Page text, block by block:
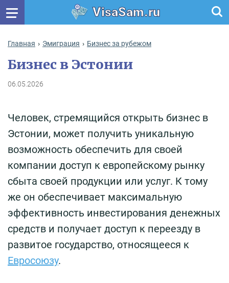
VisaSam.ru
Главная Эмиграция Бизнес за рубежом
Бизнес в Эстонии
06.05.2026
Человек, стремящийся открыть бизнес в
Эстонии, может получить уникальную
возможность обеспечить для своей
компании доступ к европейскому рынку
сбыта своей продукции или услуг. К тому
же он обеспечивает максимальную
эффективность инвестирования денежных
средств и получает доступ к переезду в
развитое государство, относящееся к
Евросоюзу.